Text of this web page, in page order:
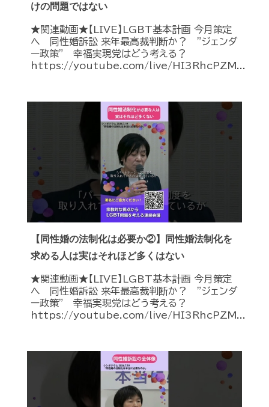
けの問題ではない
★関連動画★【LIVE】LGBT基本計画 今月策定
へ 同性婚訴訟 来年最高裁判断か？ ”ジェンダ
ー政策” 幸福実現党はどう考える？
https://youtube.com/live/HI3RhcPZM...
【同性婚の法制化は必要か②】同性婚法制化を
求める人は実はそれほど多くはない
★関連動画★【LIVE】LGBT基本計画 今月策定
へ 同性婚訴訟 来年最高裁判断か？ ”ジェンダ
ー政策” 幸福実現党はどう考える？
https://youtube.com/live/HI3RhcPZM...